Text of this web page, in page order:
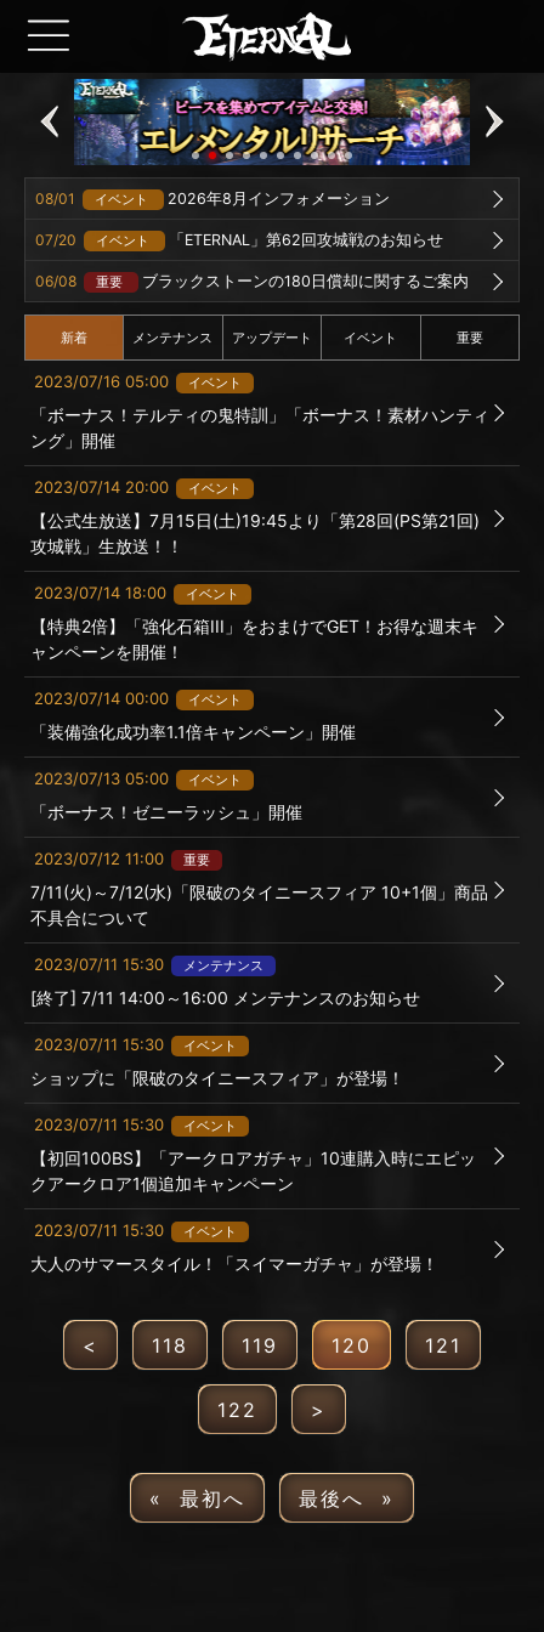
08/01 イベント 2026年8月インフォメーション
07/20 イベント 「ETERNAL」第62回攻城戦のお知らせ
06/08 重要 ブラックストーンの180日償却に関するご案内
新着 メンテナンス アップデート イベント 重要
2023/07/16 05:00 イベント
「ボーナス！テルティの鬼特訓」「ボーナス！素材ハンティ
ング」開催
2023/07/14 20:00 イベント
【公式生放送】7月15日(土)19:45より「第28回(PS第21回)
攻城戦」生放送！！
2023/07/14 18:00 イベント
【特典2倍】「強化石箱III」をおまけでGET！お得な週末キ
ャンペーンを開催！
2023/07/14 00:00 イベント
「装備強化成功率1.1倍キャンペーン」開催
2023/07/13 05:00 イベント
「ボーナス！ゼニーラッシュ」開催
2023/07/12 11:00 重要
7/11(火)～7/12(水)「限破のタイニースフィア 10+1個」商品
不具合について
2023/07/11 15:30 メンテナンス
[終了] 7/11 14:00～16:00 メンテナンスのお知らせ
2023/07/11 15:30 イベント
ショップに「限破のタイニースフィア」が登場！
2023/07/11 15:30 イベント
【初回100BS】「アークロアガチャ」10連購入時にエピッ
クアークロア1個追加キャンペーン
2023/07/11 15:30 イベント
大人のサマースタイル！「スイマーガチャ」が登場！
< 118 119 120 121
122 >
« 最初へ 最後へ »